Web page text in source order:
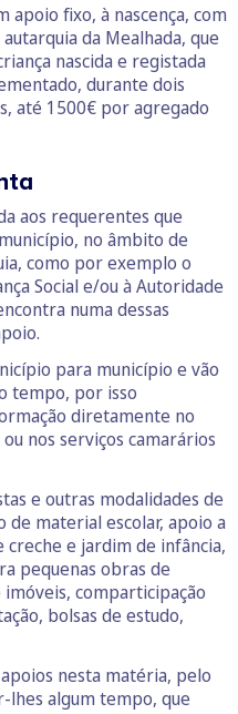
apoio fixo, à nascença, com
da Mealhada, que
nascida e registada
durante dois
até 1500€ por agregado
aos requerentes que
no âmbito de
como por exemplo o
Social e/ou à Autoridade
numa dessas
para município e vão
tempo, por isso
diretamente no
nos serviços camarários
e outras modalidades de
de material escolar, apoio a
creche e jardim de infância,
pequenas obras de
comparticipação
bolsas de estudo,
nesta matéria, pelo
lhes algum tempo, que